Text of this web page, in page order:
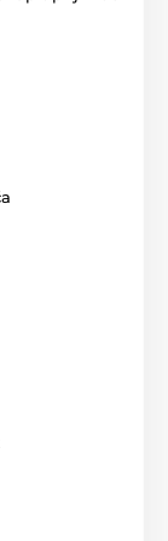
batérie.
70 cm.